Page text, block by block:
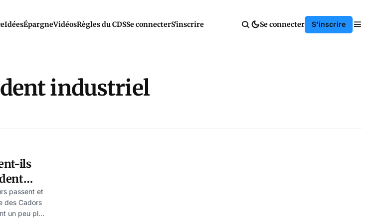
IdéesÉpargneVidéosRègles du CDSSe connecterS'inscrire Se connecter S'inscrire
industriel
ils
passent et
des Cadors
un peu plus